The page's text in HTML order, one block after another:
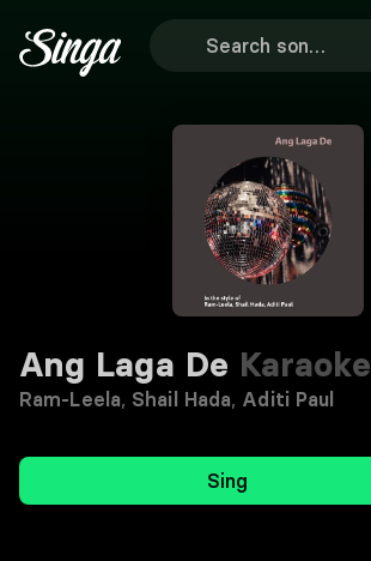
Ang Laga De Karaoke
Ram-Leela, Shail Hada, Aditi Paul
Sing